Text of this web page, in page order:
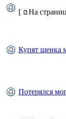
[
На
Купят щенка
Потерялся